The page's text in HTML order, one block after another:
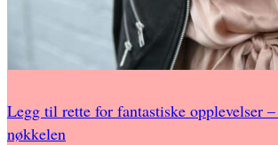
Legg til rette for fantastiske opplevelser
nøkkelen